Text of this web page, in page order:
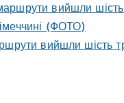
вийшли шість